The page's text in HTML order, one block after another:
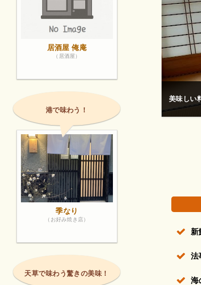
保護されている場合があります。
料理が絶
新
法
海
居酒屋 俺庵
（居酒屋）
港で味わう！
季なり
（お好み焼き店）
天草で味わう驚きの美味！